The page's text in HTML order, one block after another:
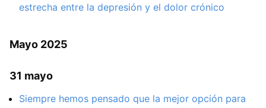
estrecha entre la depresión y el dolor crónico
Mayo 2025
31 mayo
Siempre hemos pensado que la mejor opción para